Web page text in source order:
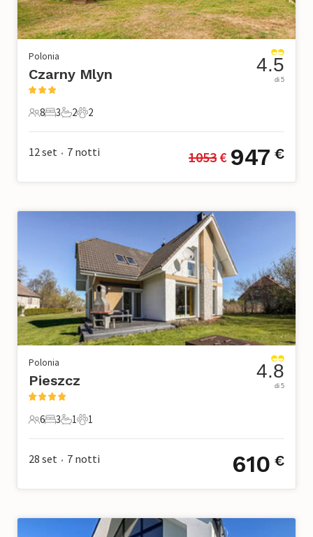
Polonia
Czarny Mlyn
8 Ospiti
8
3 Camere da letto
3
2 Bagni
2
2 Animali domestici
2
4.5
di 5
12 set • 7 notti 1053 € 947 €
Polonia
Pieszcz
6 Ospiti
6
3 Camere da letto
3
1 Bagno
1
1 Animale domestico
1
4.8
di 5
28 set • 7 notti 610 €